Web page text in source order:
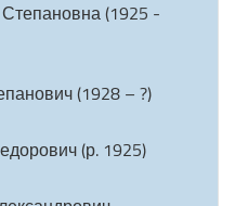
(1925 -
(1928 – ?)
(р. 1925)